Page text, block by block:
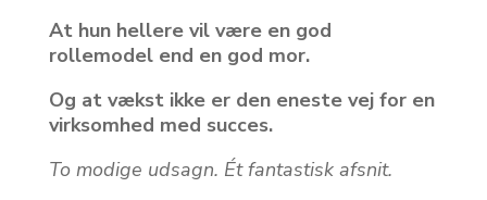
At hun hellere vil være en god
rollemodel end en god mor.
Og at vækst ikke er den eneste vej for en
virksomhed med succes.
To modige udsagn. Ét fantastisk afsnit.